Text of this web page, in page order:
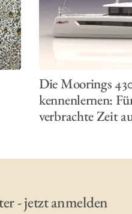
Die Moorings
kennenlernen:
verbrachte Zeit
- jetzt anmelden